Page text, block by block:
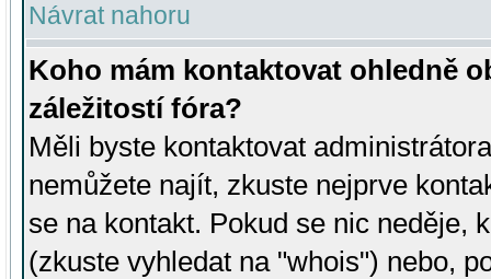
Návrat nahoru
Koho mám kontaktovat ohledně
záležitostí fóra?
Měli byste kontaktovat
nemůžete najít, zkuste nejprve
se na kontakt. Pokud se nic neděje,
(zkuste vyhledat na "whois") nebo,